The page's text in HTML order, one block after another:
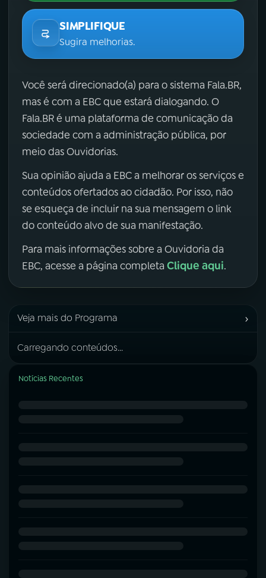
SIMPLIFIQUE
Sugira melhorias.
Você será direcionado(a) para o sistema Fala.BR,
mas é com a EBC que estará dialogando. O
Fala.BR é uma plataforma de comunicação da
sociedade com a administração pública, por
meio das Ouvidorias.
Sua opinião ajuda a EBC a melhorar os serviços e
conteúdos ofertados ao cidadão. Por isso, não
se esqueça de incluir na sua mensagem o link
do conteúdo alvo de sua manifestação.
Para mais informações sobre a Ouvidoria da
EBC, acesse a página completa Clique aqui.
Veja mais do Programa ›
Carregando conteúdos...
Notícias Recentes